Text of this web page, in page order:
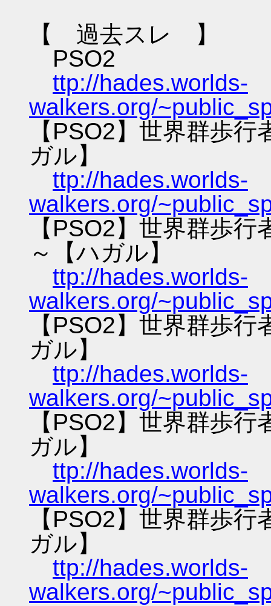
【 過去スレ 】
PSO2
ttp://hades.worlds-
walkers.org/
【PSO2】世界群歩
ガル】
ttp://hades.worlds-
walkers.org/
【PSO2】世界群歩
～【ハガル】
ttp://hades.worlds-
walkers.org/
【PSO2】世界群歩
ガル】
ttp://hades.worlds-
walkers.org/
【PSO2】世界群歩
ガル】
ttp://hades.worlds-
walkers.org/
【PSO2】世界群歩
ガル】
ttp://hades.worlds-
walkers.org/